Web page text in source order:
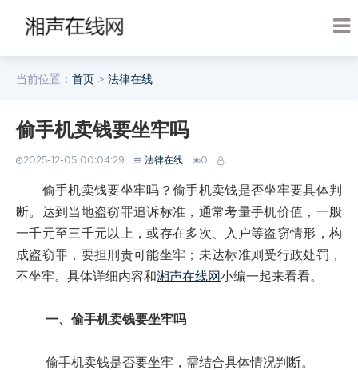
当前位置： 首页 > 法律在线
偷手机卖钱要坐牢吗
2025-12-05 00:04:29 法律在线 0
偷手机卖钱要坐牢吗？偷手机卖钱是否坐牢要具体判
断。达到当地盗窃罪追诉标准，通常考量手机价值，一般
一千元至三千元以上，或存在多次、入户等盗窃情形，构
成盗窃罪，要担刑责可能坐牢；未达标准则受行政处罚，
不坐牢。具体详细内容和湘声在线网小编一起来看看。
一、偷手机卖钱要坐牢吗
偷手机卖钱是否要坐牢，需结合具体情况判断。